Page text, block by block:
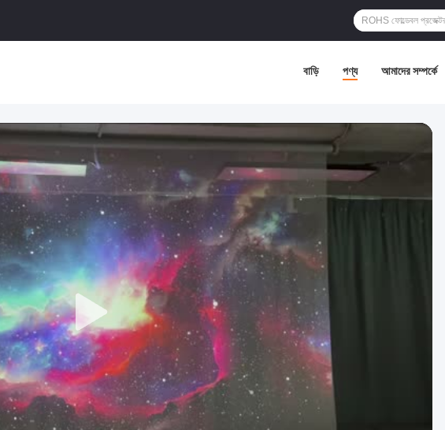
বাড়ি পণ্য আমাদের সম্পর্কে